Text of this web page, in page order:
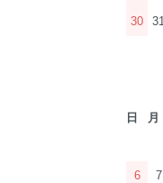
30 31
日 月
6 7